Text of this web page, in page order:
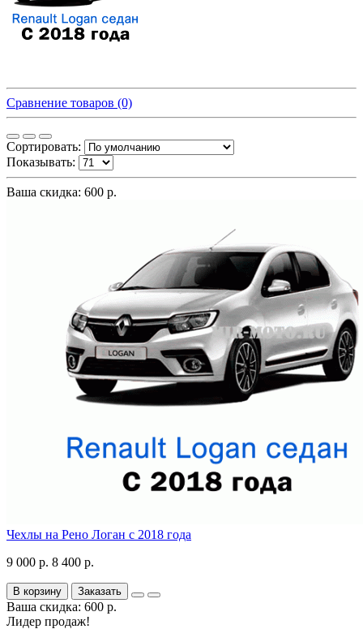
Сравнение товаров (0)
Сортировать:
Показывать:
Ваша скидка: 600 р.
Чехлы на Рено Логан с 2018 года
9 000 р. 8 400 р.
В корзину Заказать
Ваша скидка: 600 р.
Лидер продаж!